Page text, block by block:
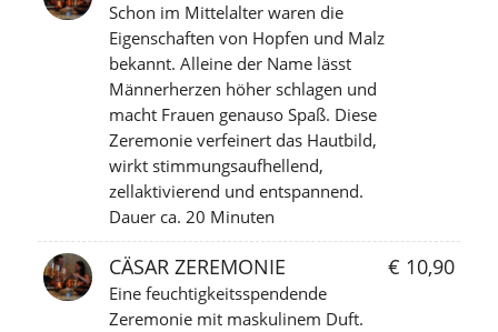
Schon im Mittelalter waren die
Eigenschaften von Hopfen und Malz
bekannt. Alleine der Name lässt
Männerherzen höher schlagen und
macht Frauen genauso Spaß. Diese
Zeremonie verfeinert das Hautbild,
wirkt stimmungsaufhellend,
zellaktivierend und entspannend.
Dauer ca. 20 Minuten
CÄSAR ZEREMONIE € 10,90
Eine feuchtigkeitsspendende
Zeremonie mit maskulinem Duft.